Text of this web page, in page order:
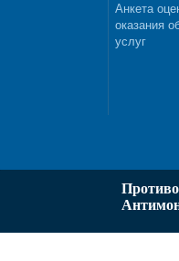
Анкета
оказания
услуг